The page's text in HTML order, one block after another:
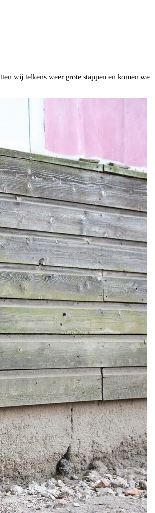
wij telkens weer grote stappen en komen we